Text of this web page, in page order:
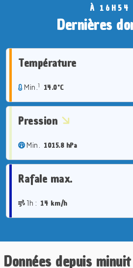
À 16H54
Dernières
Température
Min. 1 14.0°C
Pression
Min. 1015.8 hPa
Rafale max.
1h : 14 km/h
Données depuis minuit